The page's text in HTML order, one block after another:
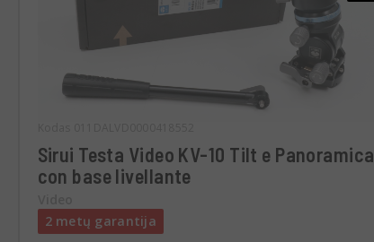
Sirui Testa Video KV-10 Tilt e Panoramica
con base livellante
2 metų garantija